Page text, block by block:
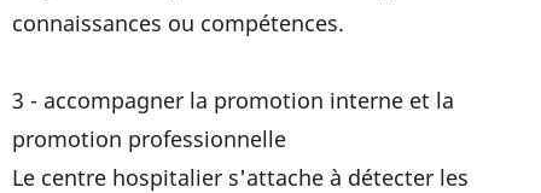
connaissances ou compétences.
3 - accompagner la promotion interne et la
promotion professionnelle
Le centre hospitalier s'attache à détecter les